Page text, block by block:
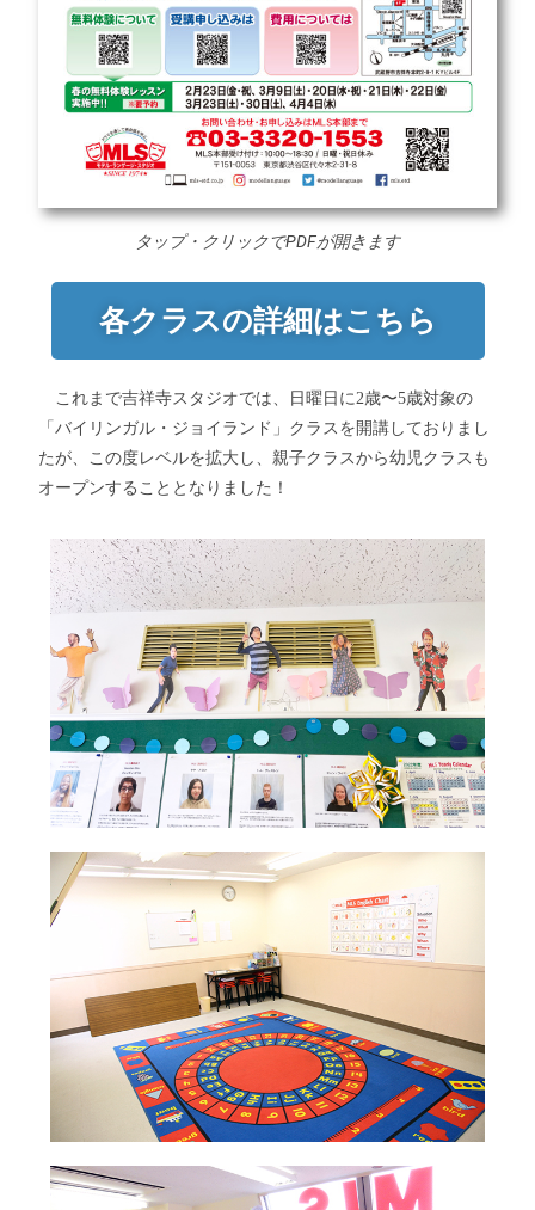
タップ・クリックでPDFが開きます
各クラスの詳細はこちら
これまで吉祥寺スタジオでは、日曜日に2歳〜5歳対象の
「バイリンガル・ジョイランド」クラスを開講しておりまし
たが、この度レベルを拡大し、親子クラスから幼児クラスも
オープンすることとなりました！